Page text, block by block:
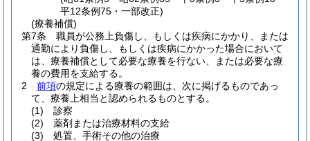
平12条例75・一部改正)
(療養補償)
第7条
職員が公務上負傷し、もしくは疾病にかかり、または
通勤により負傷し、もしくは疾病にかかった場合において
は、療養補償として必要な療養を行ない、または必要な療
養の費用を支給する。
2
前項の規定による療養の範囲は、次に掲げるものであっ
て、療養上相当と認められるものとする。
(1)
診察
(2)
薬剤または治療材料の支給
(3)
処置、手術その他の治療